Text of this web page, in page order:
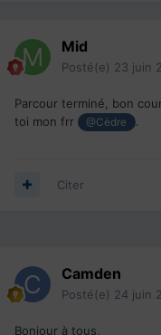
Mid
Posté(e) 23 juin
Parcour terminé, bon
toi mon frr
@Cèdre .
Citer
Camden
Posté(e) 24 juin
Bonjour à tous,